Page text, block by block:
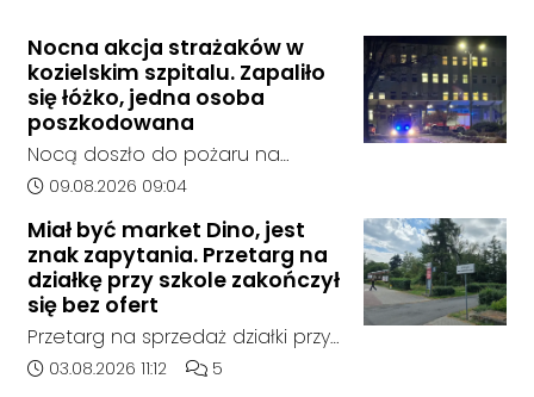
Nocna akcja strażaków w
kozielskim szpitalu. Zapaliło
się łóżko, jedna osoba
poszkodowana
Nocą doszło do pożaru na
jednym z oddziałów szpitala w
łóżko, a ogień szybko został
opanowany przez strażaków.
Jedna osoba została
poszkodowana i otrzymała
pomoc na miejscu.
Data dodania artykułu:
09.08.2026 09:04
Miał być market Dino, jest
znak zapytania. Przetarg na
działkę przy szkole zakończył
się bez ofert
Przetarg na sprzedaż działki przy
Zespole Szkół Technicznych i
Data dodania artykułu:
03.08.2026 11:12 Liczba komentarzy artykułu:
5